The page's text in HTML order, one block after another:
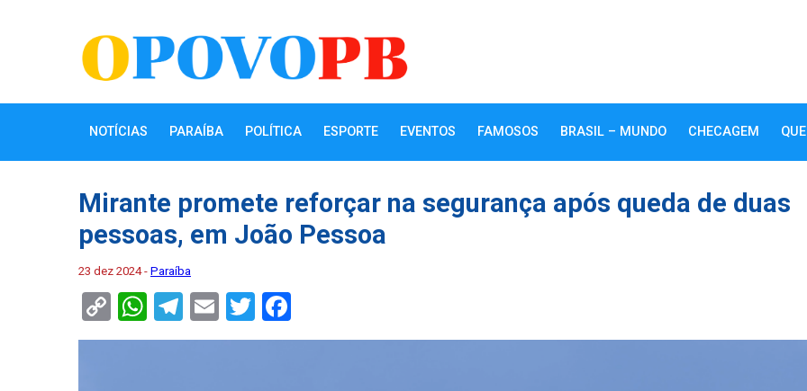
NOTÍCIAS PARAÍBA POLÍTICA ESPORTE EVENTOS FAMOSOS BRASIL – MUNDO CHECAGEM
Mirante promete reforçar na segurança após queda de duas
pessoas, em João Pessoa
23 dez 2024 - Paraíba
Copy
Link
WhatsApp
Telegram
EmailTwitter